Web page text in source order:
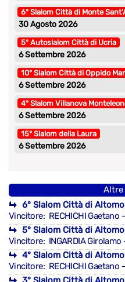
6° Slalom Città di Monte
30 Agosto 2026
5° Autoslalom Città di Ucria
6 Settembre 2026
10° Slalom Città di Oppido
6 Settembre 2026
4° Slalom Villanova
6 Settembre 2026
15° Slalom della Laura
6 Settembre 2026
Altre
6° Slalom Città di
Vincitore: RECHICHI Gaetano
5° Slalom Città di
Vincitore: INGARDIA Girolamo
4° Slalom Città di
Vincitore: RECHICHI Gaetano